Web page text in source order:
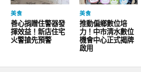
美食
善心捐贈住警器發
揮效益！新店住宅
火警搶先預警
美食
推動偏鄉數位培
力！中市清水數位
機會中心正式揭牌
啟用